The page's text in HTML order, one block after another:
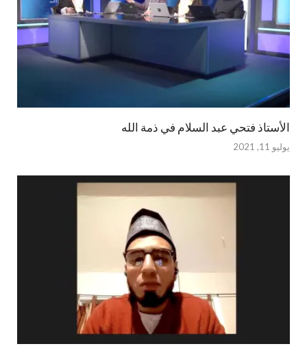
الأستاذ فتحي عبد السلام في ذمة الله
يوليو 11, 2021